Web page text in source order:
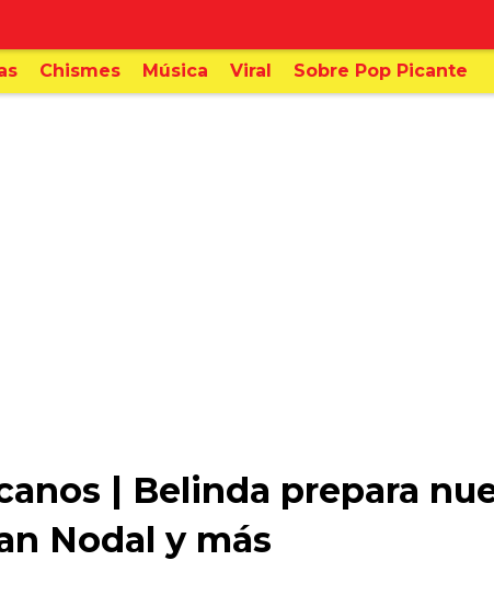
Chismes Música Viral Sobre Pop Picante
| Belinda prepara
Nodal y más